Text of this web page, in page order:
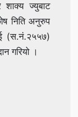
शाक्य ज्युबाट
निति अनुरुप
(स.नं.२५५७)
गरियो ।